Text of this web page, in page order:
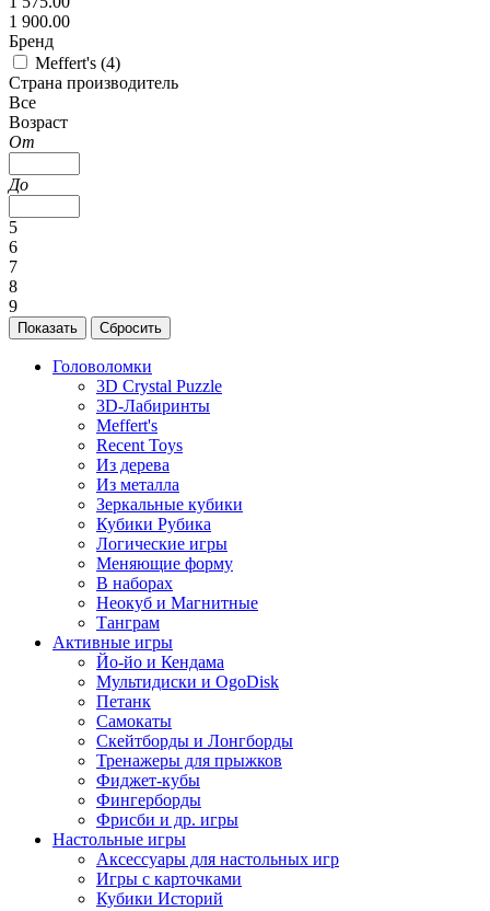
1 900.00
Бренд
Meffert's (4)
Страна производитель
Все
Возраст
От
До
5
6
7
8
9
Головоломки
3D Crystal Puzzle
3D-Лабиринты
Meffert's
Recent Toys
Из дерева
Из металла
Зеркальные кубики
Кубики Рубика
Логические игры
Меняющие форму
В наборах
Неокуб и Магнитные
Танграм
Активные игры
Йо-йо и Кендама
Мультидиски и OgoDisk
Петанк
Самокаты
Скейтборды и Лонгборды
Тренажеры для прыжков
Фиджет-кубы
Фингерборды
Фрисби и др. игры
Настольные игры
Аксессуары для настольных игр
Игры с карточками
Кубики Историй